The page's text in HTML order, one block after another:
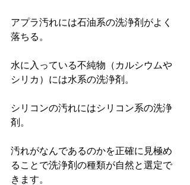
アプラ汚れには石油系の洗浄剤がよく
落ちる。
水に入っている不純物（カルシウムや
シリカ）には水系の洗浄剤。
シリコンの汚れにはシリコン系の洗浄
剤。
汚れがなんであるのかを正確に見極め
ることで洗浄剤の種類が自然と選定で
きます。